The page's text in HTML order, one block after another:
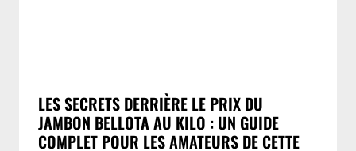
LES SECRETS DERRIÈRE LE PRIX DU
JAMBON BELLOTA AU KILO : UN GUIDE
COMPLET POUR LES AMATEURS DE CETTE